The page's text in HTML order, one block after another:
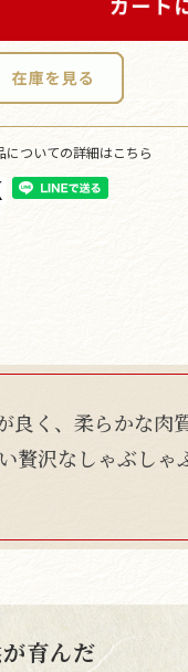
についての詳細はこちら
良く、柔らかな
贅沢なしゃぶしゃ
育んだ